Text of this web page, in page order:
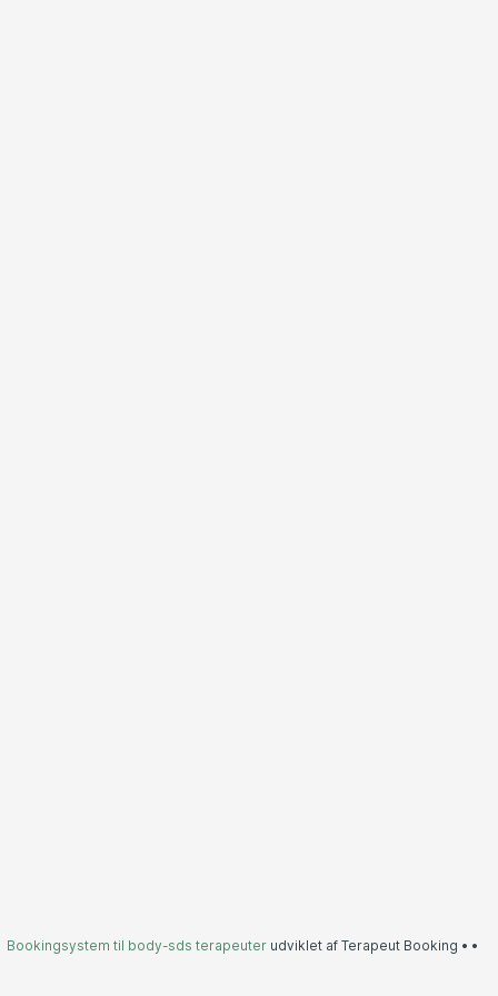
Bookingsystem til body-sds terapeuter udviklet af Terapeut Booking • •